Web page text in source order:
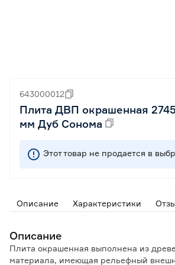
643000012
Плита ДВП окрашенная
мм Дуб Сонома
Этот товар не продается в
Описание Характеристики
Описание
Плита окрашенная выполнена из
материала, имеющая рельефный